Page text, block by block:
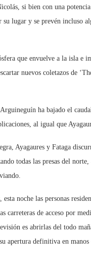
si bien con una
lugar y se prevén incluso
que envuelve a la isla e
nuevos coletazos de
ha bajado el
al igual que
Ayagaures y Fataga
todas las presas del
noche las personas
carreteras de acceso por
es abrirlas del todo
apertura definitiva en